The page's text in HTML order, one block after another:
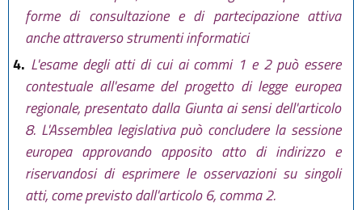
forme di consultazione e di partecipazione attiva
anche attraverso strumenti informatici
4. L'esame degli atti di cui ai commi 1 e 2 può essere
contestuale all'esame del progetto di legge europea
regionale, presentato dalla Giunta ai sensi dell'articolo
8. L'Assemblea legislativa può concludere la sessione
europea approvando apposito atto di indirizzo e
riservandosi di esprimere le osservazioni su singoli
atti, come previsto dall'articolo 6, comma 2.